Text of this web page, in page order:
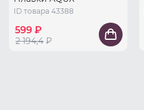
ID товара 43388
599 ₽
2 194,4 ₽